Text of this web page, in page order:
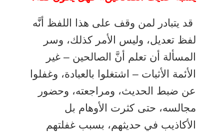
قد يتبادر لمن وقف على هذا اللفظ أنَّه
لفظ تعديل، وليس الأمر كذلك، وسر
المسألة أن تعلم أنَّ الصالحين – غير
الأئمة الأثبات – اشتغلوا بالعبادة، وغفلوا
عن ضبط الحديث، ومراجعته، وحضور
مجالسه، حتى كثرت الأوهام بل
الأكاذيب في حديثهم، بسبب غفلتهم